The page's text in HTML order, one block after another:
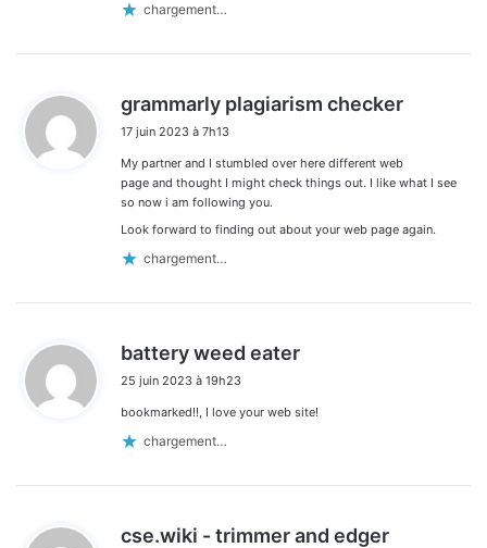
chargement…
grammarly plagiarism checker
:
17 juin 2023 à 7h13
My partner and I stumbled over here different web
page and thought I might check things out. I like what I see
so now i am following you.
Look forward to finding out about your web page again.
chargement…
battery weed eater
25 juin 2023 à 19h23
bookmarked!!, I love your web site!
chargement…
cse.wiki - trimmer and edger